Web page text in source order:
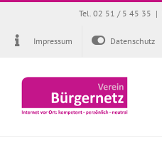
Zum
springen
Tel. 02 51 / 5 45 35 |
Impressum Datenschutz